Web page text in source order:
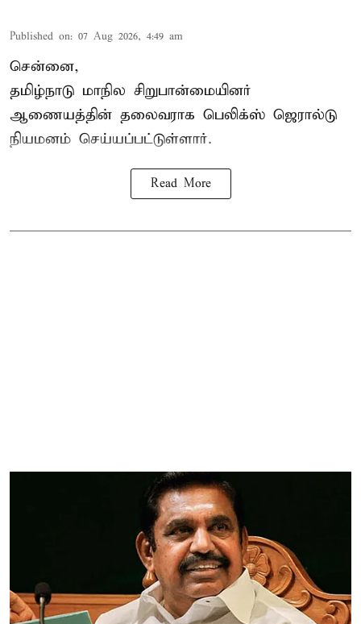
Published on: 07 Aug 2026, 4:49 am
சென்னை,
தமிழ்நாடு மாநில சிறுபான்மையினர்
ஆணையத்தின் தலைவராக பெலிக்ஸ் ஜெரால்டு
நியமனம் செய்யப்பட்டுள்ளார்.
Read More